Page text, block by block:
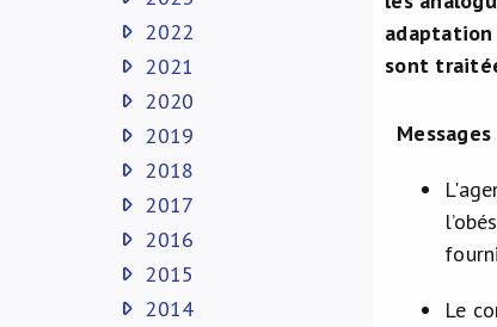
sont
Le
2022
2021
2020
2019
2018
2017
2016
2015
2014